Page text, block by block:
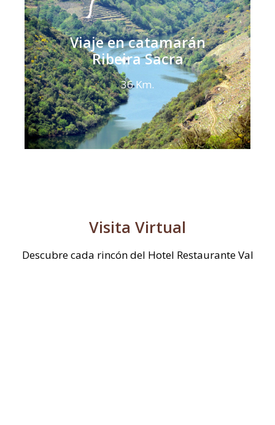
Viaje en catamarán
Ribeira Sacra
36 Km.
Visita Virtual
Descubre cada rincón del Hotel Restaurante Val